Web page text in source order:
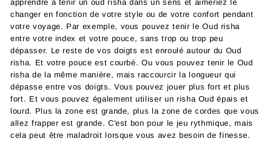
apprendre à tenir un oud risha dans un sens et aimeriez le
changer en fonction de votre style ou de votre confort pendant
votre voyage. Par exemple, vous pouvez tenir le Oud risha
entre votre index et votre pouce, sans trop ou trop peu
dépasser. Le reste de vos doigts est enroulé autour du Oud
risha. Et votre pouce est courbé. Ou vous pouvez tenir le Oud
risha de la même manière, mais raccourcir la longueur qui
dépasse entre vos doigts. Vous pouvez jouer plus fort et plus
fort. Et vous pouvez également utiliser un risha Oud épais et
lourd. Plus la zone est grande, plus la zone de cordes que vous
allez frapper est grande. C'est bon pour le jeu rythmique, mais
cela peut être maladroit lorsque vous avez besoin de finesse.